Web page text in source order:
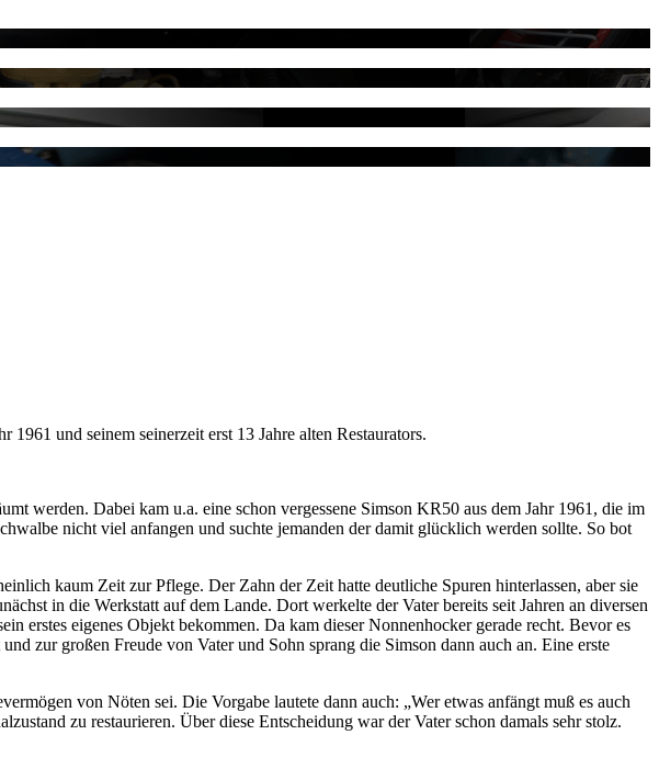
und seinem seinerzeit erst 13 Jahre alten Restaurators.
werden. Dabei kam u.a. eine schon vergessene Simson KR50 aus dem Jahr 1961, die im
nicht viel anfangen und suchte jemanden der damit glücklich werden sollte. So bot
kaum Zeit zur Pflege. Der Zahn der Zeit hatte deutliche Spuren hinterlassen, aber sie
in die Werkstatt auf dem Lande. Dort werkelte der Vater bereits seit Jahren an diversen
erstes eigenes Objekt bekommen. Da kam dieser Nonnenhocker gerade recht. Bevor es
zur großen Freude von Vater und Sohn sprang die Simson dann auch an. Eine erste
von Nöten sei. Die Vorgabe lautete dann auch: „Wer etwas anfängt muß es auch
zu restaurieren. Über diese Entscheidung war der Vater schon damals sehr stolz.